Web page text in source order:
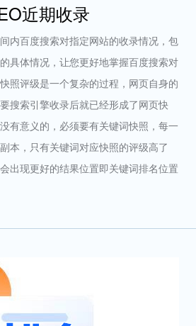
近期收录
内百度搜索对指定网站的收录情况，包
具体情况，让您更好地掌握百度搜索对
照评级是一个复杂的过程，网页自身的
搜索引擎收录后就已经形成了网页快
有意义的，必须要有关键词快照，每一
本，只有关键词对应快照的评级高了
出现更好的结果位置即关键词排名位置